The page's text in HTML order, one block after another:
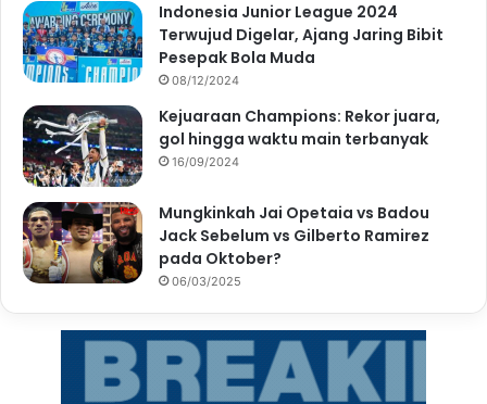
Indonesia Junior League 2024
Terwujud Digelar, Ajang Jaring Bibit
Pesepak Bola Muda
08/12/2024
Kejuaraan Champions: Rekor juara,
gol hingga waktu main terbanyak
16/09/2024
Mungkinkah Jai Opetaia vs Badou
Jack Sebelum vs Gilberto Ramirez
pada Oktober?
06/03/2025